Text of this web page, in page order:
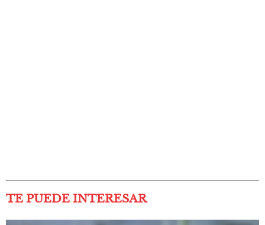
TE PUEDE INTERESAR